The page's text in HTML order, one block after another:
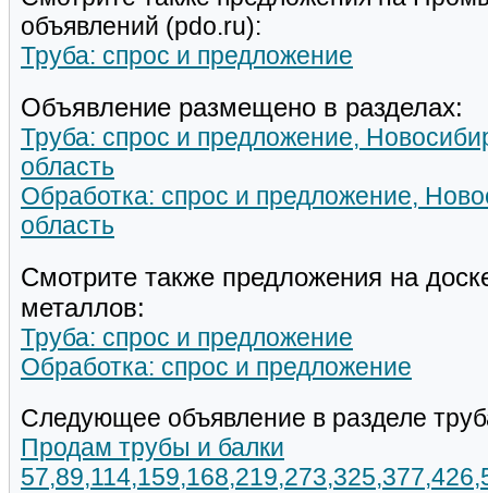
объявлений (pdo.ru):
Труба: спрос и предложение
Объявление размещено в разделах:
Труба: спрос и предложение,
область
Обработка: спрос и предложение,
область
Смотрите также предложения на
металлов:
Труба: спрос и предложение
Обработка: спрос и предложение
Следующее объявление в разделе
Продам трубы и балки